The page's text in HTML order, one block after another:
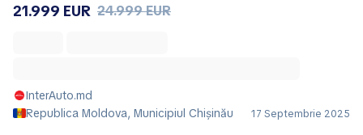
21.999 EUR 24.999 EUR
InterAuto.md
Republica Moldova, Municipiul Chișinău
17 Septembrie 2025